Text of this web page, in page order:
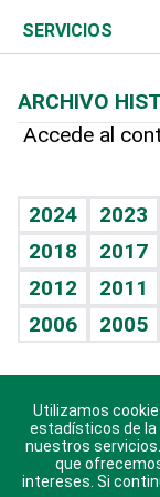
Resto del mundo
Economía personal
Podcast Arte Libre
Hablando con el
Vida y familia
Eñe
Celebrando la vida
Sin complejos
En pocas
Escuchando al
Economía
Más deportes
Línea de hit
TBT Deportivo
Columnistas
Más firmas
Cambio climático
Opinión
Hecho en casa
Guía del dinero
SERVICIOS
Cumpleaños
Horóscopos
Crucigramas
ARCHIVO
Accede al
2024 2023
2018
2017
2012
2011
2006
2005
Descarga
Utilizamos
estadísticos de la
nuestros
que
intereses. Si